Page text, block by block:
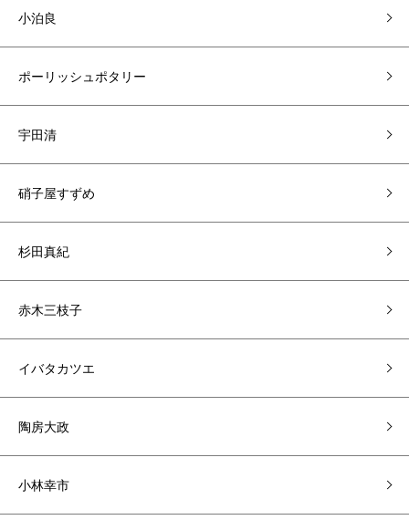
小泊良
ポーリッシュポタリー
宇田清
硝子屋すずめ
杉田真紀
赤木三枝子
イバタカツエ
陶房大政
小林幸市